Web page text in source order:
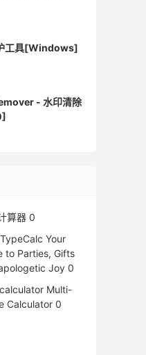
工具[Windows]
- 水印清除
算器 0
Your
to Parties, Gifts
Joy 0
Multi-
Calculator 0